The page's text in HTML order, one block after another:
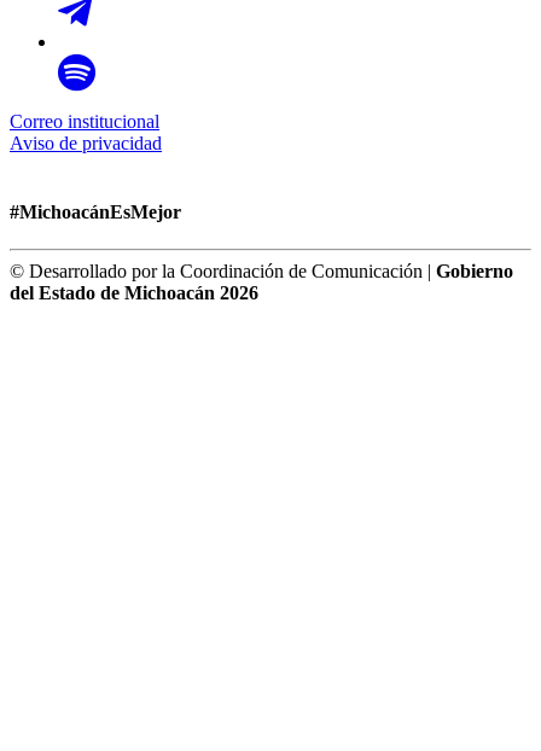
Correo institucional
Aviso de privacidad
#MichoacánEsMejor
© Desarrollado por la Coordinación de Comunicación | Gobierno
del Estado de Michoacán 2026